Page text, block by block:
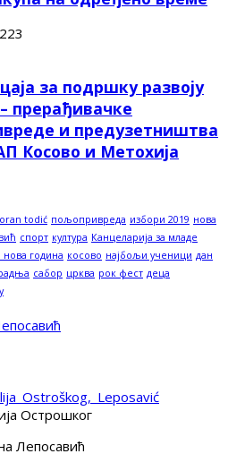
за подршку развоју
прерађивачке
и предузетништва
Косово и Метохија
todić пољопривреда избори 2019 нова
спорт култура Канцеларија за младе
нова година косово најбољи ученици дан
сабор црква рок фест деца
Острошког
Лепосавић